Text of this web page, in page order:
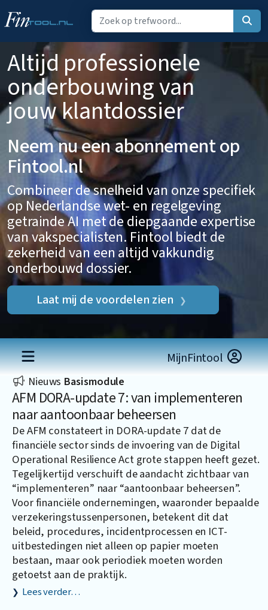
Altijd professionele
onderbouwing van
jouw klantdossier
Neem nu een abonnement op
Fintool.nl
Combineer de snelheid van onze specifiek
op Nederlandse wet- en regelgeving
getrainde AI met de diepgaande expertise
van vakspecialisten. Fintool biedt de
zekerheid van een altijd vakkundig
onderbouwd dossier.
Laat mij de voordelen zien
MijnFintool
Nieuws Basismodule
AFM DORA-update 7: van implementeren
naar aantoonbaar beheersen
De AFM constateert in DORA-update 7 dat de
financiële sector sinds de invoering van de Digital
Operational Resilience Act grote stappen heeft gezet.
Tegelijkertijd verschuift de aandacht zichtbaar van
“implementeren” naar “aantoonbaar beheersen”.
Voor financiële ondernemingen, waaronder bepaalde
verzekeringstussenpersonen, betekent dit dat
beleid, procedures, incidentprocessen en ICT-
uitbestedingen niet alleen op papier moeten
bestaan, maar ook periodiek moeten worden
getoetst aan de praktijk.
Lees verder…